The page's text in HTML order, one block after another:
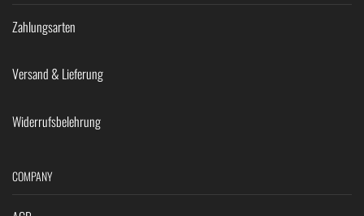
Zahlungsarten
Versand & Lieferung
Widerrufsbelehrung
COMPANY